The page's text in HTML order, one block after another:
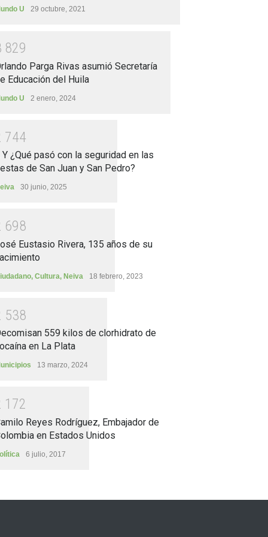
U 29 octubre, 2021
829
Parga Rivas asumió Secretaría
Educación del Huila
U 2 enero, 2024
744
Y ¿Qué pasó con la seguridad en las
de San Juan y San Pedro?
30 junio, 2025
698
Eustasio Rivera, 135 años de su
, Cultura, Neiva 18 febrero, 2023
538
559 kilos de clorhidrato de
en La Plata
13 marzo, 2024
1 72
Reyes Rodríguez, Embajador de
en Estados Unidos
6 julio, 2017